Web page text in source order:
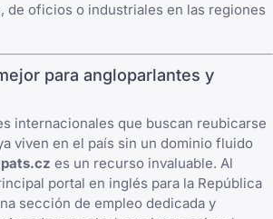
de oficios o industriales en las regiones
para angloparlantes y
internacionales que buscan reubicarse
viven en el país sin un dominio fluido
es un recurso invaluable. Al
portal en inglés para la República
sección de empleo dedicada y